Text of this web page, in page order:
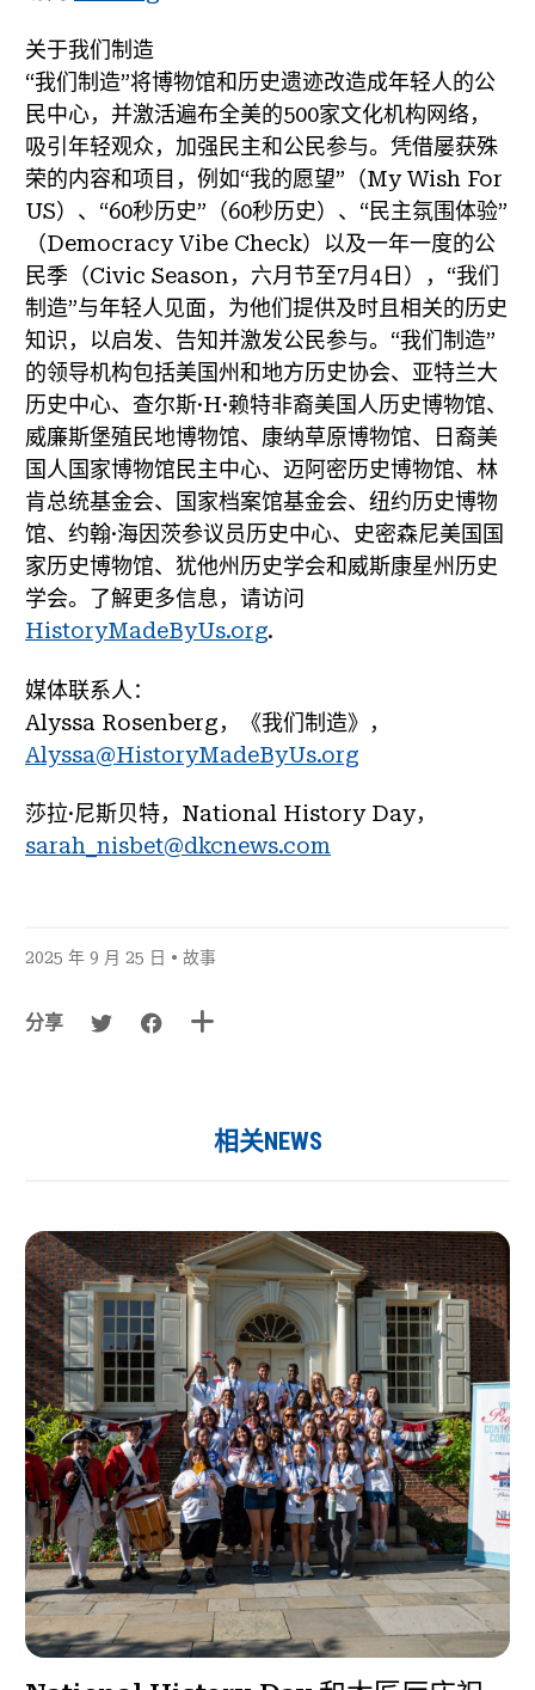
关于我们制造
“我们制造”将博物馆和历史遗迹改造成年轻人的公
民中心，并激活遍布全美的500家文化机构网络，
吸引年轻观众，加强民主和公民参与。凭借屡获殊
荣的内容和项目，例如“我的愿望”（My Wish For
US）、“60秒历史”（60秒历史）、“民主氛围体验”
（Democracy Vibe Check）以及一年一度的公
民季（Civic Season，六月节至7月4日），“我们
制造”与年轻人见面，为他们提供及时且相关的历史
知识，以启发、告知并激发公民参与。“我们制造”
的领导机构包括美国州和地方历史协会、亚特兰大
历史中心、查尔斯·H·赖特非裔美国人历史博物馆、
威廉斯堡殖民地博物馆、康纳草原博物馆、日裔美
国人国家博物馆民主中心、迈阿密历史博物馆、林
肯总统基金会、国家档案馆基金会、纽约历史博物
馆、约翰·海因茨参议员历史中心、史密森尼美国国
家历史博物馆、犹他州历史学会和威斯康星州历史
学会。了解更多信息，请访问
HistoryMadeByUs.org.
媒体联系人：
Alyssa Rosenberg，《我们制造》，
Alyssa@HistoryMadeByUs.org
莎拉·尼斯贝特，National History Day，
sarah_nisbet@dkcnews.com
2025 年 9 月 25 日 • 故事
分享
相关NEWS